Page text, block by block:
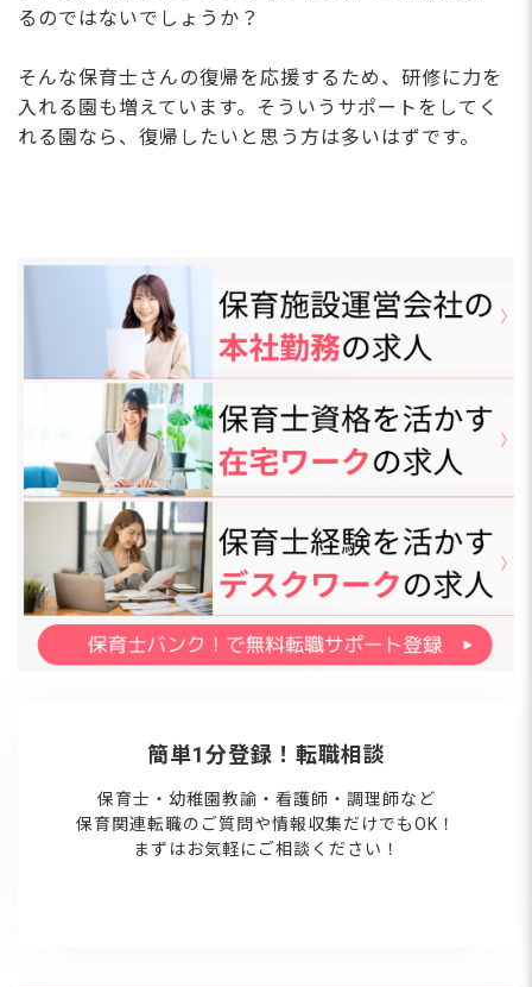
るのではないでしょうか？
そんな保育士さんの復帰を応援するため、研修に力を
入れる園も増えています。そういうサポートをしてく
れる園なら、復帰したいと思う方は多いはずです。
簡単1分登録！転職相談
保育士・幼稚園教諭・看護師・調理師など
保育関連転職のご質問や情報収集だけでもOK！
まずはお気軽にご相談ください！